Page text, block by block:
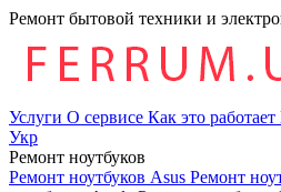
Ремонт бытовой техники и
Услуги О сервисе Как это работает
Укр
Ремонт ноутбуков
Ремонт ноутбуков Asus Ремонт